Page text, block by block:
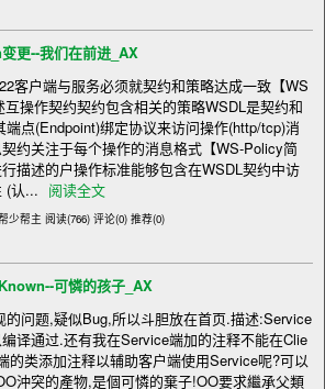
更--我们在前进_AX
客户端与服务必须就契约和策略达成一致【WS
操作契约契约包含相关的策略WSDL是契约和
点(Endpoint)绑定协议来访问操作(http/tcp)消
约关注于每个操作的消息格式【WS-Policy简
描述的户操作标准能够包含在WSDL契约中访
(认... 阅读全文
少帮主 阅读(766) 评论(0) 推荐(0)
可憐的孩子_AX
问题,疑似Bug,所以斗胆放在首页.描述:Service
译通过.还有我在Service端加的注释不能在Clie
的类添加注释以辅助客户端使用Service呢?可以
沖突的產物,是個可憐的棄子!OO要求繼承父類